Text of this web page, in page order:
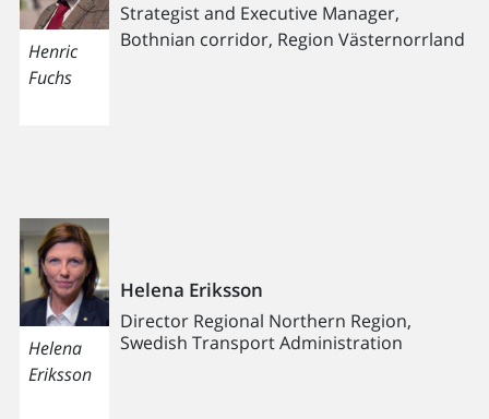
Henric
Fuchs
Strategist and Executive Manager,
Bothnian corridor, Region Västernorrland
Helena
Eriksson
Helena Eriksson
Director Regional Northern Region,
Swedish Transport Administration